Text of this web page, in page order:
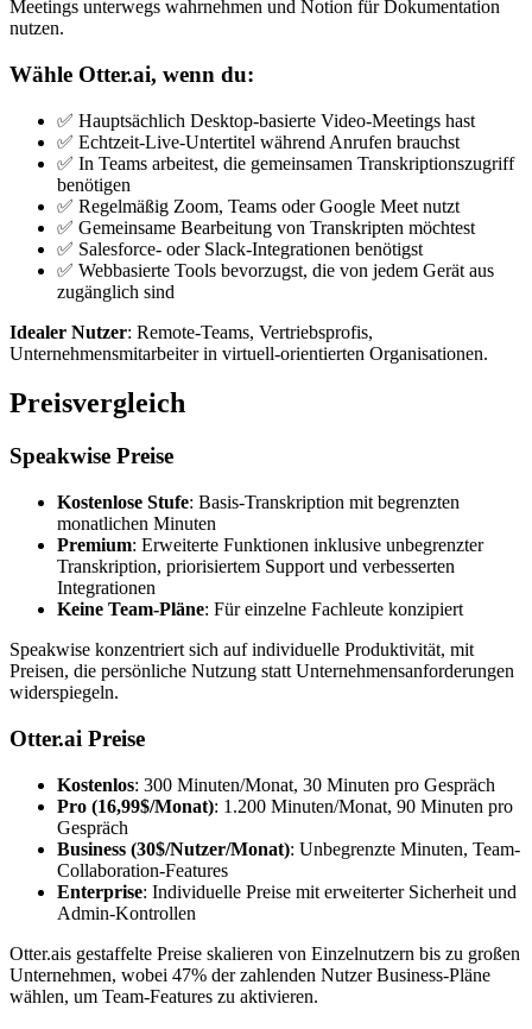
Meetings unterwegs wahrnehmen und Notion für Dokumentation
nutzen.
Wähle Otter.ai, wenn du:
✅ Hauptsächlich Desktop-basierte Video-Meetings hast
✅ Echtzeit-Live-Untertitel während Anrufen brauchst
✅ In Teams arbeitest, die gemeinsamen Transkriptionszugriff
benötigen
✅ Regelmäßig Zoom, Teams oder Google Meet nutzt
✅ Gemeinsame Bearbeitung von Transkripten möchtest
✅ Salesforce- oder Slack-Integrationen benötigst
✅ Webbasierte Tools bevorzugst, die von jedem Gerät aus
zugänglich sind
Idealer Nutzer: Remote-Teams, Vertriebsprofis,
Unternehmensmitarbeiter in virtuell-orientierten Organisationen.
Preisvergleich
Speakwise Preise
Kostenlose Stufe: Basis-Transkription mit begrenzten
monatlichen Minuten
Premium: Erweiterte Funktionen inklusive unbegrenzter
Transkription, priorisiertem Support und verbesserten
Integrationen
Keine Team-Pläne: Für einzelne Fachleute konzipiert
Speakwise konzentriert sich auf individuelle Produktivität, mit
Preisen, die persönliche Nutzung statt Unternehmensanforderungen
widerspiegeln.
Otter.ai Preise
Kostenlos: 300 Minuten/Monat, 30 Minuten pro Gespräch
Pro (16,99$/Monat): 1.200 Minuten/Monat, 90 Minuten pro
Gespräch
Business (30$/Nutzer/Monat): Unbegrenzte Minuten, Team-
Collaboration-Features
Enterprise: Individuelle Preise mit erweiterter Sicherheit und
Admin-Kontrollen
Otter.ais gestaffelte Preise skalieren von Einzelnutzern bis zu großen
Unternehmen, wobei 47% der zahlenden Nutzer Business-Pläne
wählen, um Team-Features zu aktivieren.